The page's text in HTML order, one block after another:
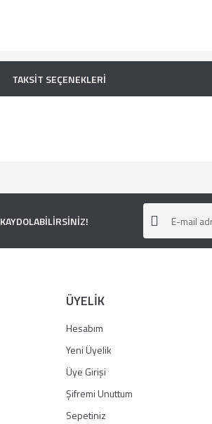
TAKSİT SEÇENEKLERİ
Gönder
ÜYELİK
Hesabım
Yeni Üyelik
Üye Girişi
Şifremi Unuttum
Sepetiniz